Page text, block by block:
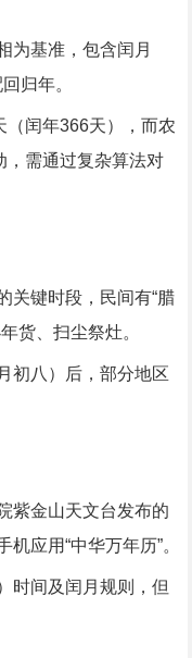
为基准，包含闰月
归年。
（闰年366天），而农
，需通过复杂算法对
关键时段，民间有“腊
货、扫尘祭灶。
初八）后，部分地区
紫金山天文台发布的
应用“中华万年历”。
时间及闰月规则，但